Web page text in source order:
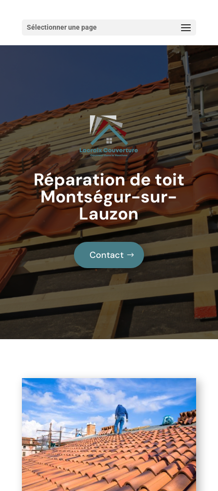
Sélectionner une page
Réparation de toit
Montségur-sur-
Lauzon
Contact